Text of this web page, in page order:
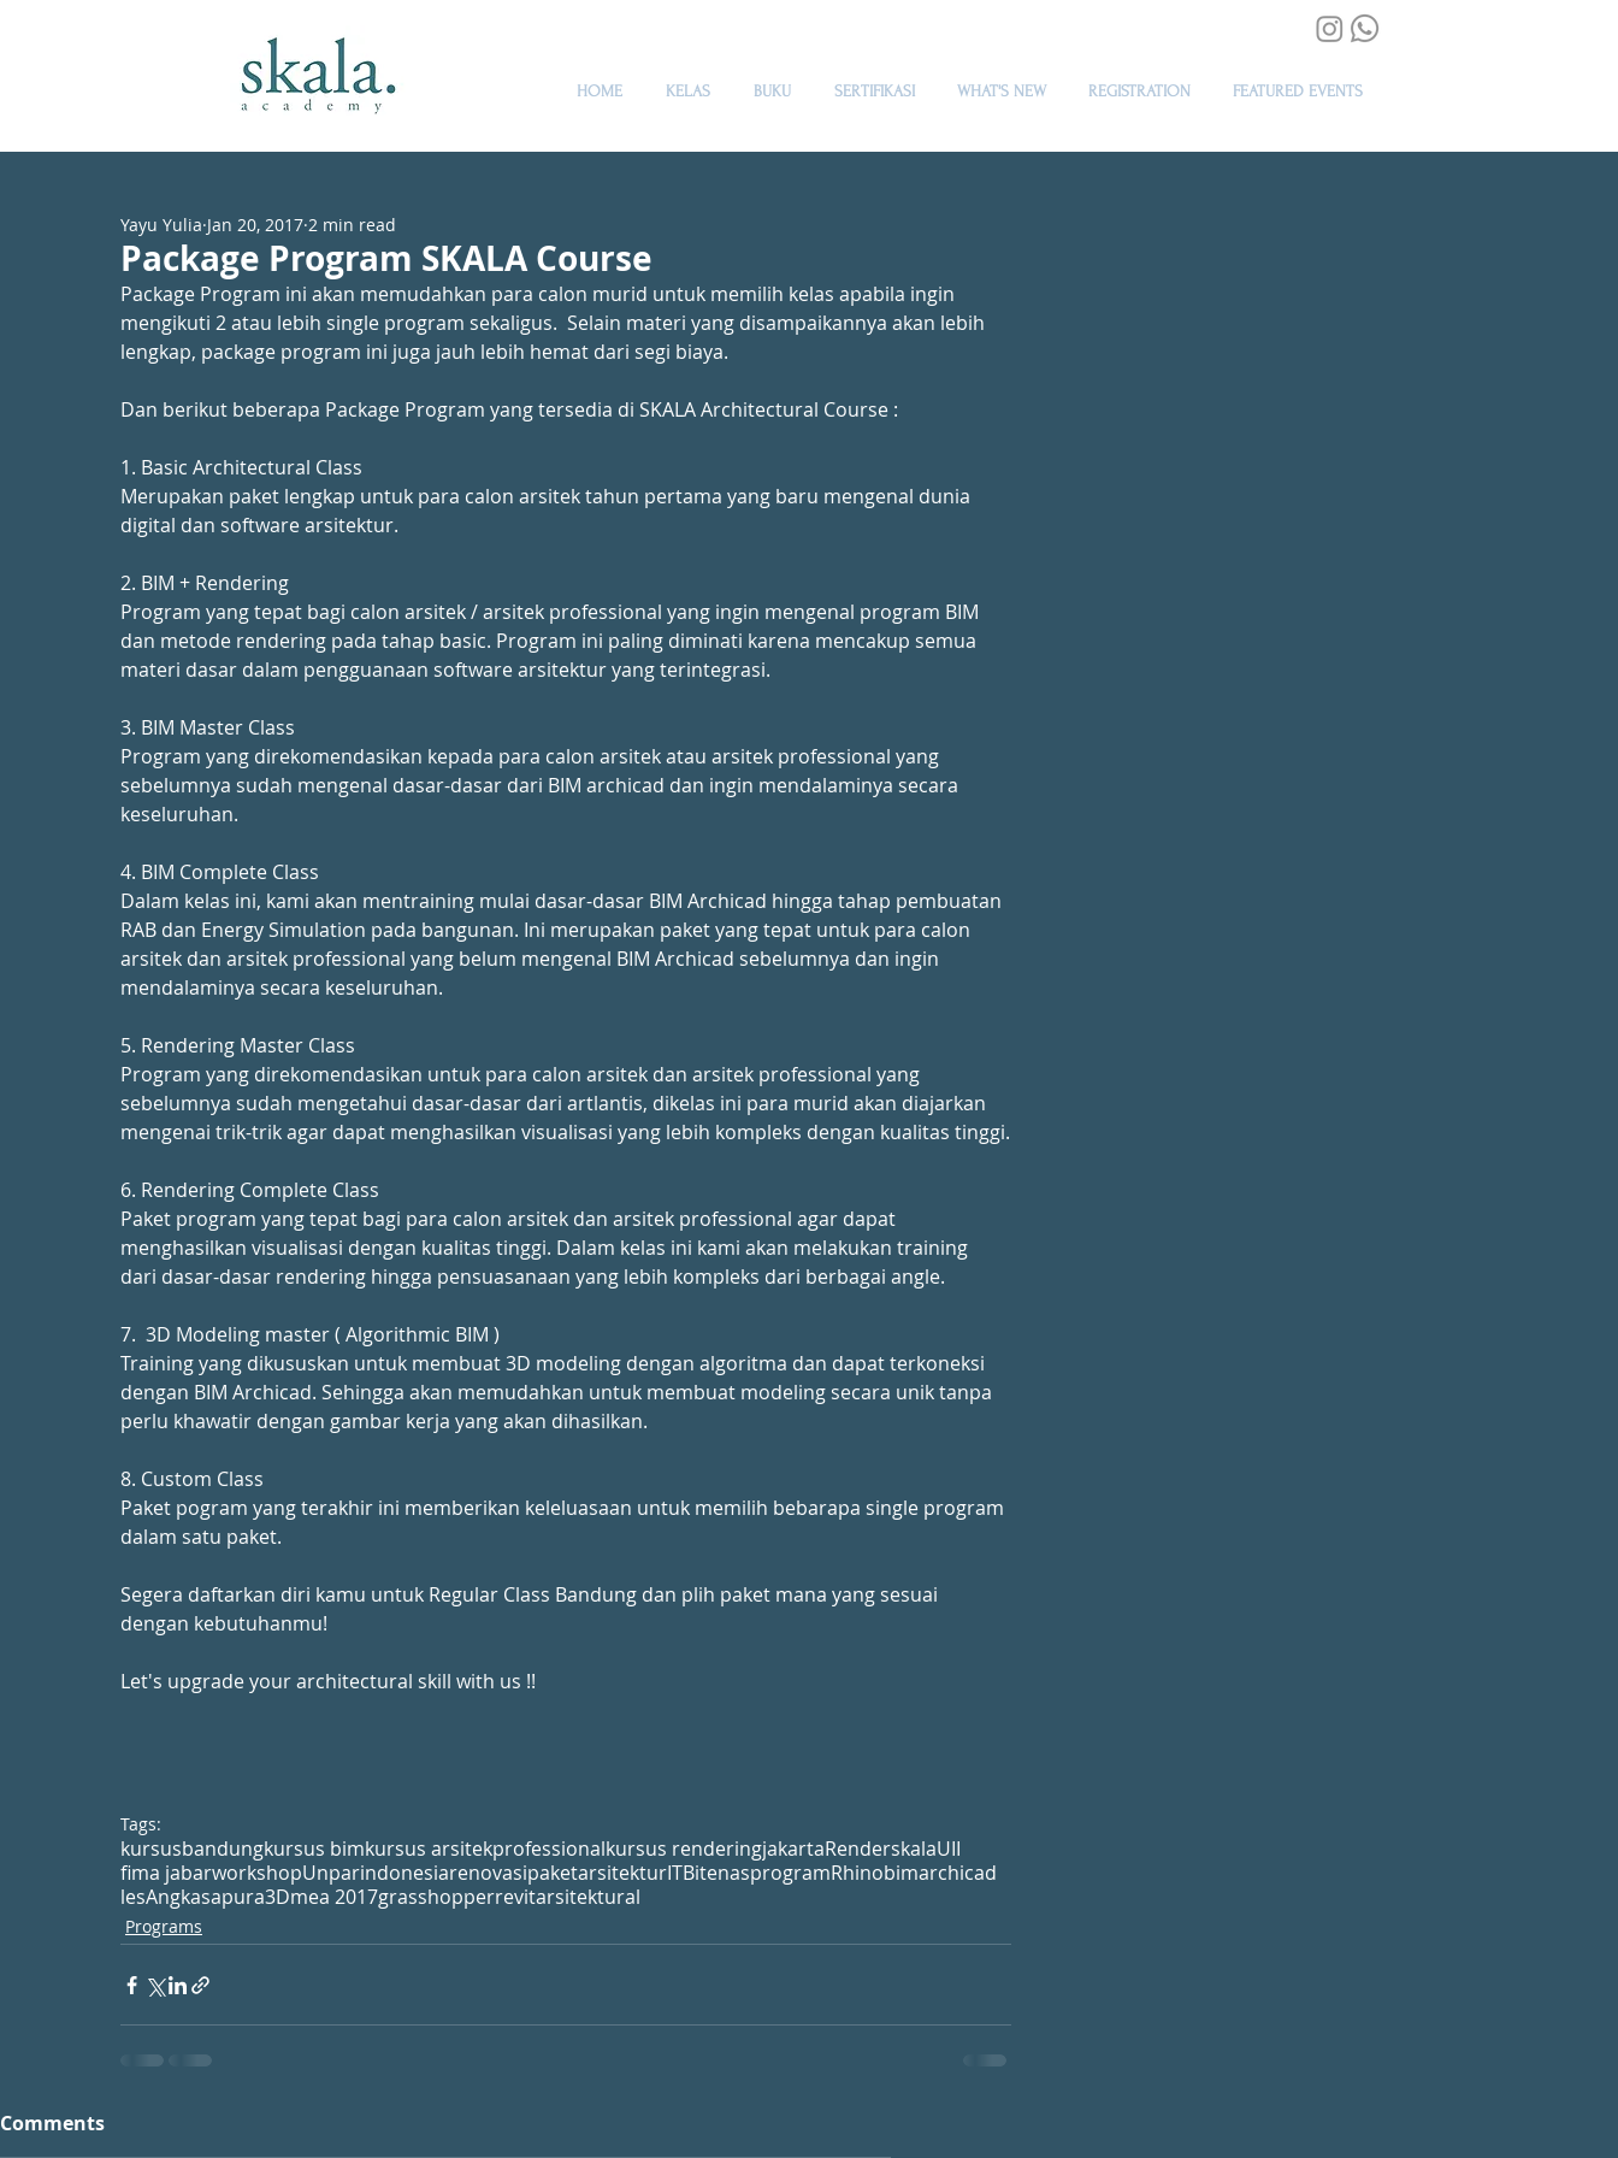
HOME KELAS BUKU SERTIFIKASI WHAT'S NEW REGISTRATION FEATURED EVENTS
Package Program SKALA Course
Yayu Yulia Jan 20, 2017 2 min read
Package Program ini akan memudahkan para calon murid untuk memilih kelas apabila ingin
mengikuti 2 atau lebih single program sekaligus.  Selain materi yang disampaikannya akan lebih
lengkap, package program ini juga jauh lebih hemat dari segi biaya.
Dan berikut beberapa Package Program yang tersedia di SKALA Architectural Course :
1. Basic Architectural Class
Merupakan paket lengkap untuk para calon arsitek tahun pertama yang baru mengenal dunia
digital dan software arsitektur.
2. BIM + Rendering
Program yang tepat bagi calon arsitek / arsitek professional yang ingin mengenal program BIM
dan metode rendering pada tahap basic. Program ini paling diminati karena mencakup semua
materi dasar dalam pengguanaan software arsitektur yang terintegrasi.
3. BIM Master Class
Program yang direkomendasikan kepada para calon arsitek atau arsitek professional yang
sebelumnya sudah mengenal dasar-dasar dari BIM archicad dan ingin mendalaminya secara
keseluruhan.
4. BIM Complete Class
Dalam kelas ini, kami akan mentraining mulai dasar-dasar BIM Archicad hingga tahap pembuatan
RAB dan Energy Simulation pada bangunan. Ini merupakan paket yang tepat untuk para calon
arsitek dan arsitek professional yang belum mengenal BIM Archicad sebelumnya dan ingin
mendalaminya secara keseluruhan.
5. Rendering Master Class
Program yang direkomendasikan untuk para calon arsitek dan arsitek professional yang
sebelumnya sudah mengetahui dasar-dasar dari artlantis, dikelas ini para murid akan diajarkan
mengenai trik-trik agar dapat menghasilkan visualisasi yang lebih kompleks dengan kualitas tinggi.
6. Rendering Complete Class
Paket program yang tepat bagi para calon arsitek dan arsitek professional agar dapat
menghasilkan visualisasi dengan kualitas tinggi. Dalam kelas ini kami akan melakukan training
dari dasar-dasar rendering hingga pensuasanaan yang lebih kompleks dari berbagai angle.
7.  3D Modeling master ( Algorithmic BIM )
Training yang dikususkan untuk membuat 3D modeling dengan algoritma dan dapat terkoneksi
dengan BIM Archicad. Sehingga akan memudahkan untuk membuat modeling secara unik tanpa
perlu khawatir dengan gambar kerja yang akan dihasilkan.
8. Custom Class
Paket pogram yang terakhir ini memberikan keleluasaan untuk memilih bebarapa single program
dalam satu paket.
Segera daftarkan diri kamu untuk Regular Class Bandung dan plih paket mana yang sesuai
dengan kebutuhanmu!
Let's upgrade your architectural skill with us !!
Tags:
kursusbandungkursus bimkursus arsitekprofessionalkursus renderingjakartaRenderskalaUII
fima jabarworkshopUnparindonesiarenovasipaketarsitekturITBitenasprogramRhinobimarchicad
lesAngkasapura3Dmea 2017grasshopperrevitarsitektural
Programs
Comments